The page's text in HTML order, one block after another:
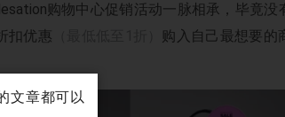
购物中心促销活动一脉相承，毕竟
扣优惠
购入自己最想要的